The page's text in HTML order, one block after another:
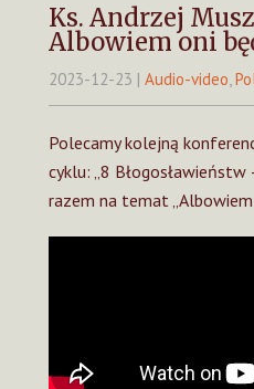
Ks. Andrzej
Albowiem oni
2023-12-23 | Audio-video
Polecamy kolejną
cyklu: „8 Błogosławieństw
razem na temat „Albowiem